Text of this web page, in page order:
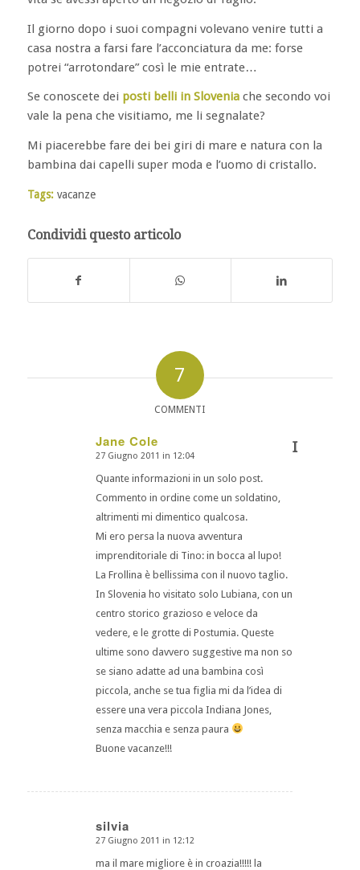
Il giorno dopo i suoi compagni volevano venire tutti a
casa nostra a farsi fare l’acconciatura da me: forse
potrei “arrotondare” così le mie entrate…
Se conoscete dei posti belli in Sloveniache secondo voi
vale la pena che visitiamo, me li segnalate?
Mi piacerebbe fare dei bei giri di mare e natura con la
bambina dai capelli super moda e l’uomo di cristallo.
Tags: vacanze
Condividi questo articolo
7
COMMENTI
Jane Cole
dice:
27 Giugno 2011 in 12:04
Quante informazioni in un solo post.
Commento in ordine come un soldatino,
altrimenti mi dimentico qualcosa.
Mi ero persa la nuova avventura
imprenditoriale di Tino: in bocca al lupo!
La Frollina è bellissima con il nuovo taglio.
In Slovenia ho visitato solo Lubiana, con un
centro storico grazioso e veloce da
vedere, e le grotte di Postumia. Queste
ultime sono davvero suggestive ma non so
se siano adatte ad una bambina così
piccola, anche se tua figlia mi da l’idea di
essere una vera piccola Indiana Jones,
senza macchia e senza paura
Buone vacanze!!!
silvia
dice:
27 Giugno 2011 in 12:12
ma il mare migliore è in croazia!!!!! la
I